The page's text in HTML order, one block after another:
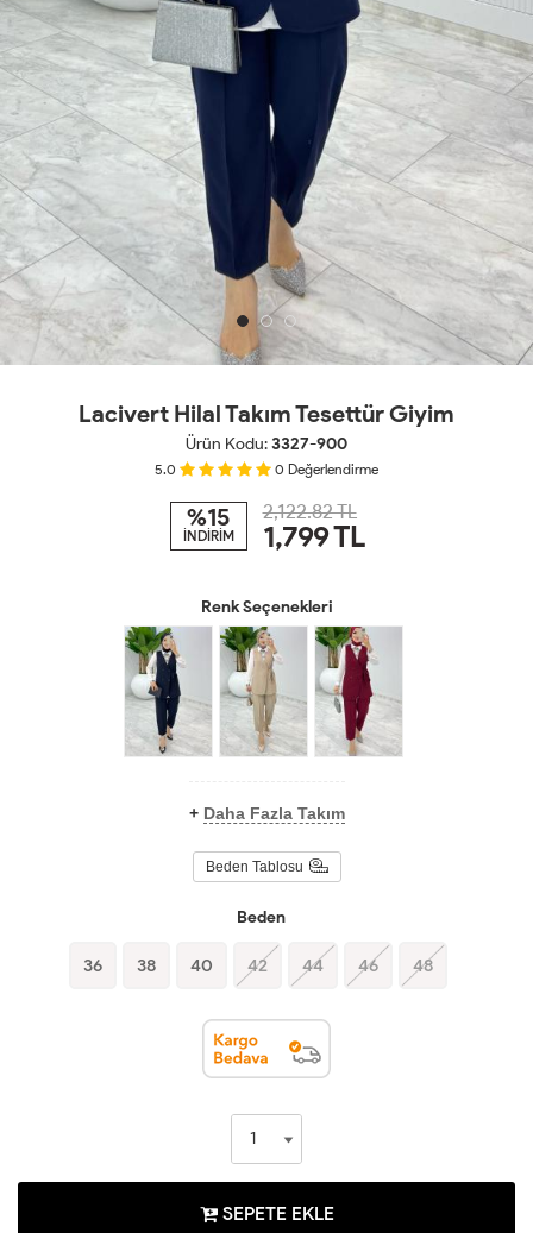
Lacivert Hilal Takım Tesettür Giyim
Ürün Kodu:3327-900
5.0 0 Değerlendirme
%15
İNDİRİM
2,122.82 TL
1,799TL
Renk Seçenekleri
+ Daha Fazla Takım
Beden Tablosu
Beden
36 38 40 42 44 46 48
SEPETE EKLE